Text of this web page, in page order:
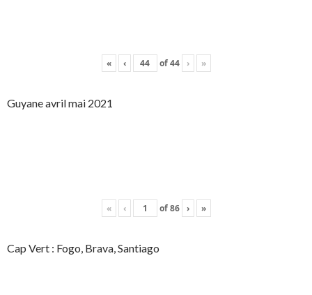
« ‹ of44 › »
Guyane avril mai 2021
« ‹ of86 › »
Cap Vert : Fogo, Brava, Santiago